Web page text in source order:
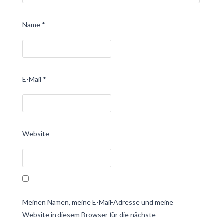
Name *
E-Mail *
Website
Meinen Namen, meine E-Mail-Adresse und meine
Website in diesem Browser für die nächste